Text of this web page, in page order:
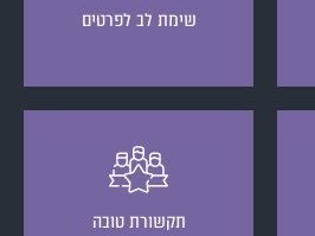
שימת לב לפרטים
תקשורת טובה